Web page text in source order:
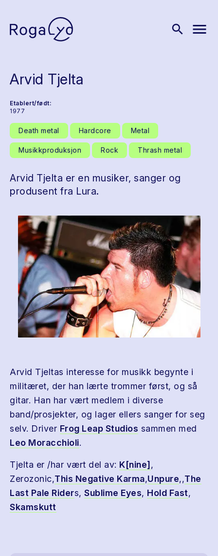
search menu
Arvid Tjelta
Etablert/født:
1977
Death metal Hardcore Metal
Musikkproduksjon Rock Thrash metal
Arvid Tjelta er en musiker, sanger og
produsent fra Lura.
Arvid Tjeltas interesse for musikk begynte i
militæret, der han lærte trommer først, og så
gitar. Han har vært medlem i diverse
band/prosjekter, og lager ellers sanger for seg
selv. Driver Frog Leap Studios sammen med
Leo Moracchioli.
Tjelta er /har vært del av: K[nine] ,
Zerozonic,This Negative Karma,Unpure,,The
Last Pale Riders, Sublime Eyes, Hold Fast,
Skamskutt